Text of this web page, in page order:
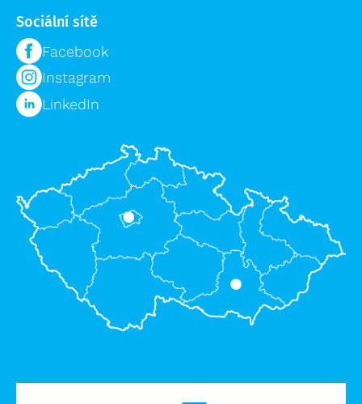
Sociální sítě
Facebook
Instagram
LinkedIn